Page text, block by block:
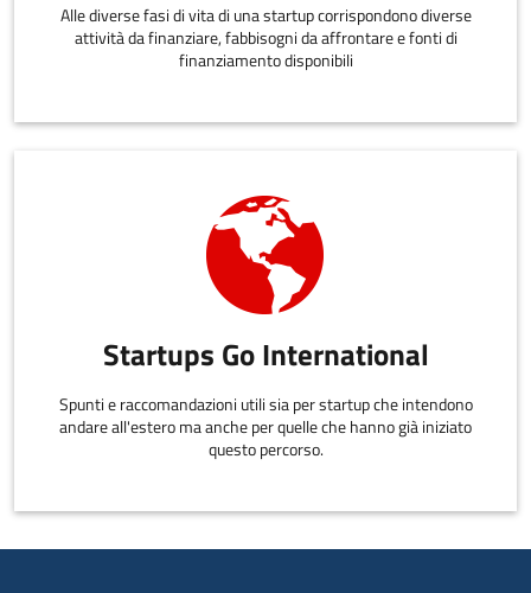
Alle diverse fasi di vita di una startup corrispondono diverse
attività da finanziare, fabbisogni da affrontare e fonti di
finanziamento disponibili
Startups Go International
Spunti e raccomandazioni utili sia per startup che intendono
andare all'estero ma anche per quelle che hanno già iniziato
questo percorso.